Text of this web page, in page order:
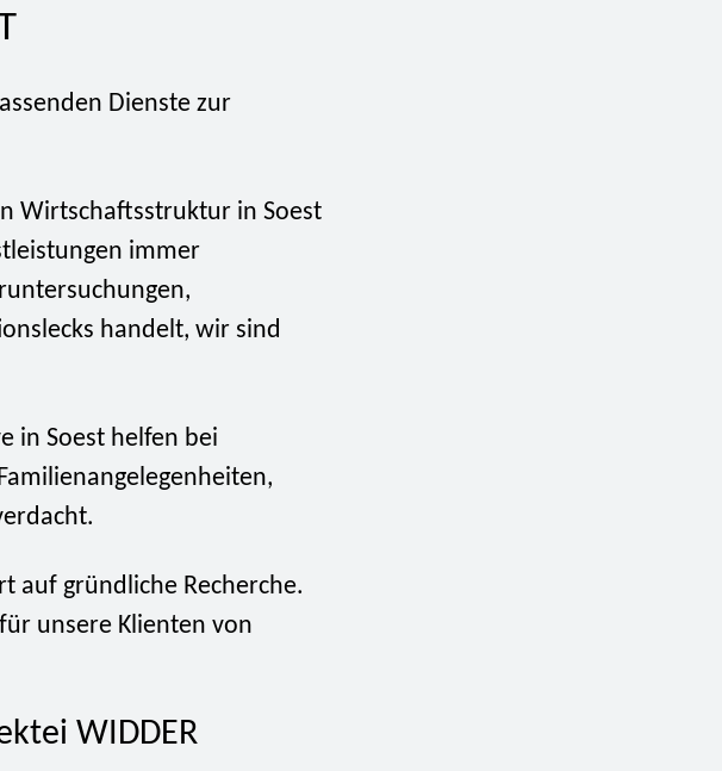
Dienste zur
Wirtschaftsstruktur in Soest
immer
handelt, wir sind
in Soest helfen bei
auf gründliche Recherche.
unsere Klienten von
WIDDER